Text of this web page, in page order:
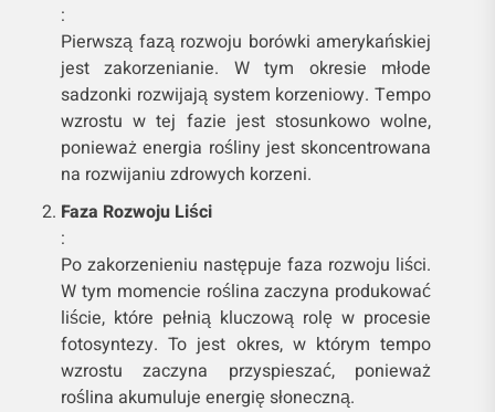
:
Pierwszą fazą rozwoju borówki amerykańskiej
jest zakorzenianie. W tym okresie młode
sadzonki rozwijają system korzeniowy. Tempo
wzrostu w tej fazie jest stosunkowo wolne,
ponieważ energia rośliny jest skoncentrowana
na rozwijaniu zdrowych korzeni.
Faza Rozwoju Liści
:
Po zakorzenieniu następuje faza rozwoju liści.
W tym momencie roślina zaczyna produkować
liście, które pełnią kluczową rolę w procesie
fotosyntezy. To jest okres, w którym tempo
wzrostu zaczyna przyspieszać, ponieważ
roślina akumuluje energię słoneczną.